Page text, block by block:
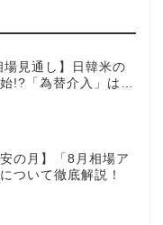
場見通し】日韓米の
!?「為替介入」はコ
安の月】「8月相場ア
ついて徹底解説！